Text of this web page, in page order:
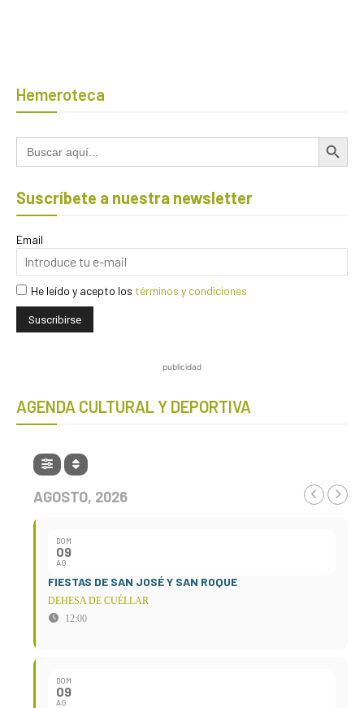
Hemeroteca
Buscar: Botón de
Suscríbete a nuestra newsletter
Email
He leído y acepto los términos y condiciones
publicidad
AGENDA CULTURAL Y DEPORTIVA
AGOSTO, 2026
DOM
09
AG
FIESTAS DE SAN JOSÉ Y SAN ROQUE
DEHESA DE CUÉLLAR
12:00
DOM
09
AG